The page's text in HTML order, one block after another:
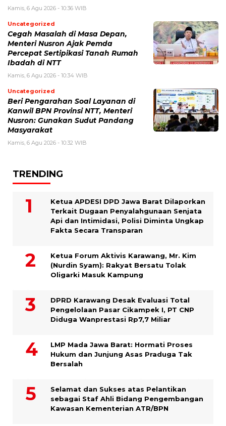
Kamis, 6 Agu 2026 - 10:36 WIB
Uncategorized
Cegah Masalah di Masa Depan,
Menteri Nusron Ajak Pemda
Percepat Sertipikasi Tanah Rumah
Ibadah di NTT
Kamis, 6 Agu 2026 - 10:34 WIB
Uncategorized
Beri Pengarahan Soal Layanan di
Kanwil BPN Provinsi NTT, Menteri
Nusron: Gunakan Sudut Pandang
Masyarakat
Kamis, 6 Agu 2026 - 10:32 WIB
TRENDING
Ketua APDESI DPD Jawa Barat Dilaporkan
Terkait Dugaan Penyalahgunaan Senjata
Api dan Intimidasi, Polisi Diminta Ungkap
Fakta Secara Transparan
Ketua Forum Aktivis Karawang, Mr. Kim
(Nurdin Syam): Rakyat Bersatu Tolak
Oligarki Masuk Kampung
DPRD Karawang Desak Evaluasi Total
Pengelolaan Pasar Cikampek I, PT CNP
Diduga Wanprestasi Rp7,7 Miliar
LMP Mada Jawa Barat: Hormati Proses
Hukum dan Junjung Asas Praduga Tak
Bersalah
Selamat dan Sukses atas Pelantikan
sebagai Staf Ahli Bidang Pengembangan
Kawasan Kementerian ATR/BPN